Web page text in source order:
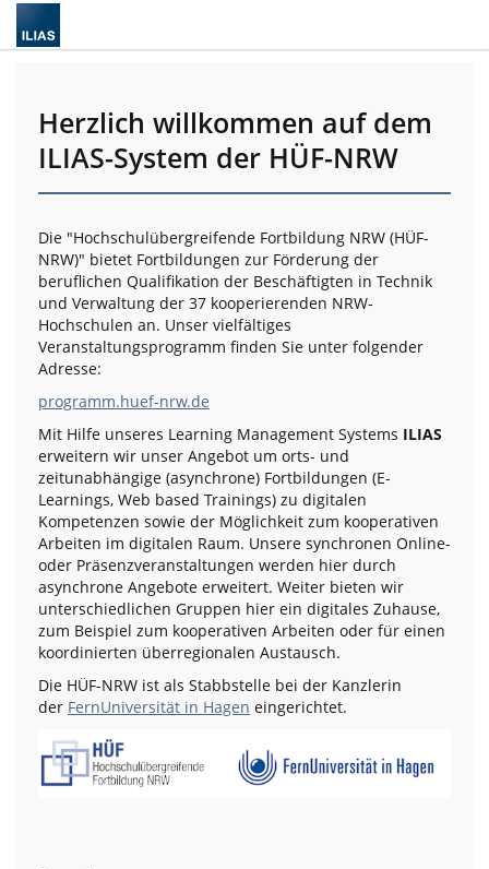
Herzlich willkommen auf dem
ILIAS-System der HÜF-NRW
Die "Hochschulübergreifende Fortbildung NRW (HÜF-
NRW)" bietet Fortbildungen zur Förderung der
beruflichen Qualifikation der Beschäftigten in Technik
und Verwaltung der 37 kooperierenden NRW-
Hochschulen an. Unser vielfältiges
Veranstaltungsprogramm finden Sie unter folgender
Adresse:
programm.huef-nrw.de
Mit Hilfe unseres Learning Management Systems ILIAS
erweitern wir unser Angebot um orts- und
zeitunabhängige (asynchrone) Fortbildungen (E-
Learnings, Web based Trainings) zu digitalen
Kompetenzen sowie der Möglichkeit zum kooperativen
Arbeiten im digitalen Raum. Unsere synchronen Online-
oder Präsenzveranstaltungen werden hier durch
asynchrone Angebote erweitert. Weiter bieten wir
unterschiedlichen Gruppen hier ein digitales Zuhause,
zum Beispiel zum kooperativen Arbeiten oder für einen
koordinierten überregionalen Austausch.
Die HÜF-NRW ist als Stabbstelle bei der Kanzlerin
der FernUniversität in Hagen eingerichtet.